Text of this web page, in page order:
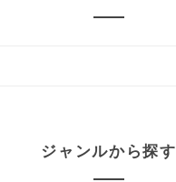
ジャンルから探す